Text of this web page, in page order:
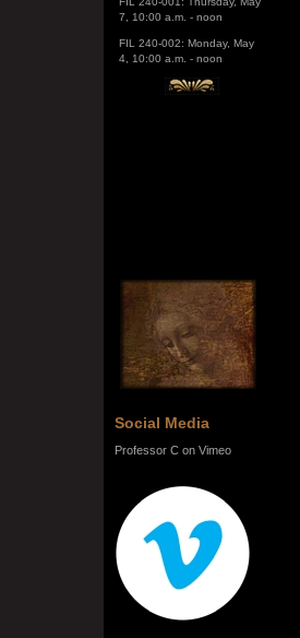
FIL 240-002: Monday, May
Social Media
Professor C on Vimeo